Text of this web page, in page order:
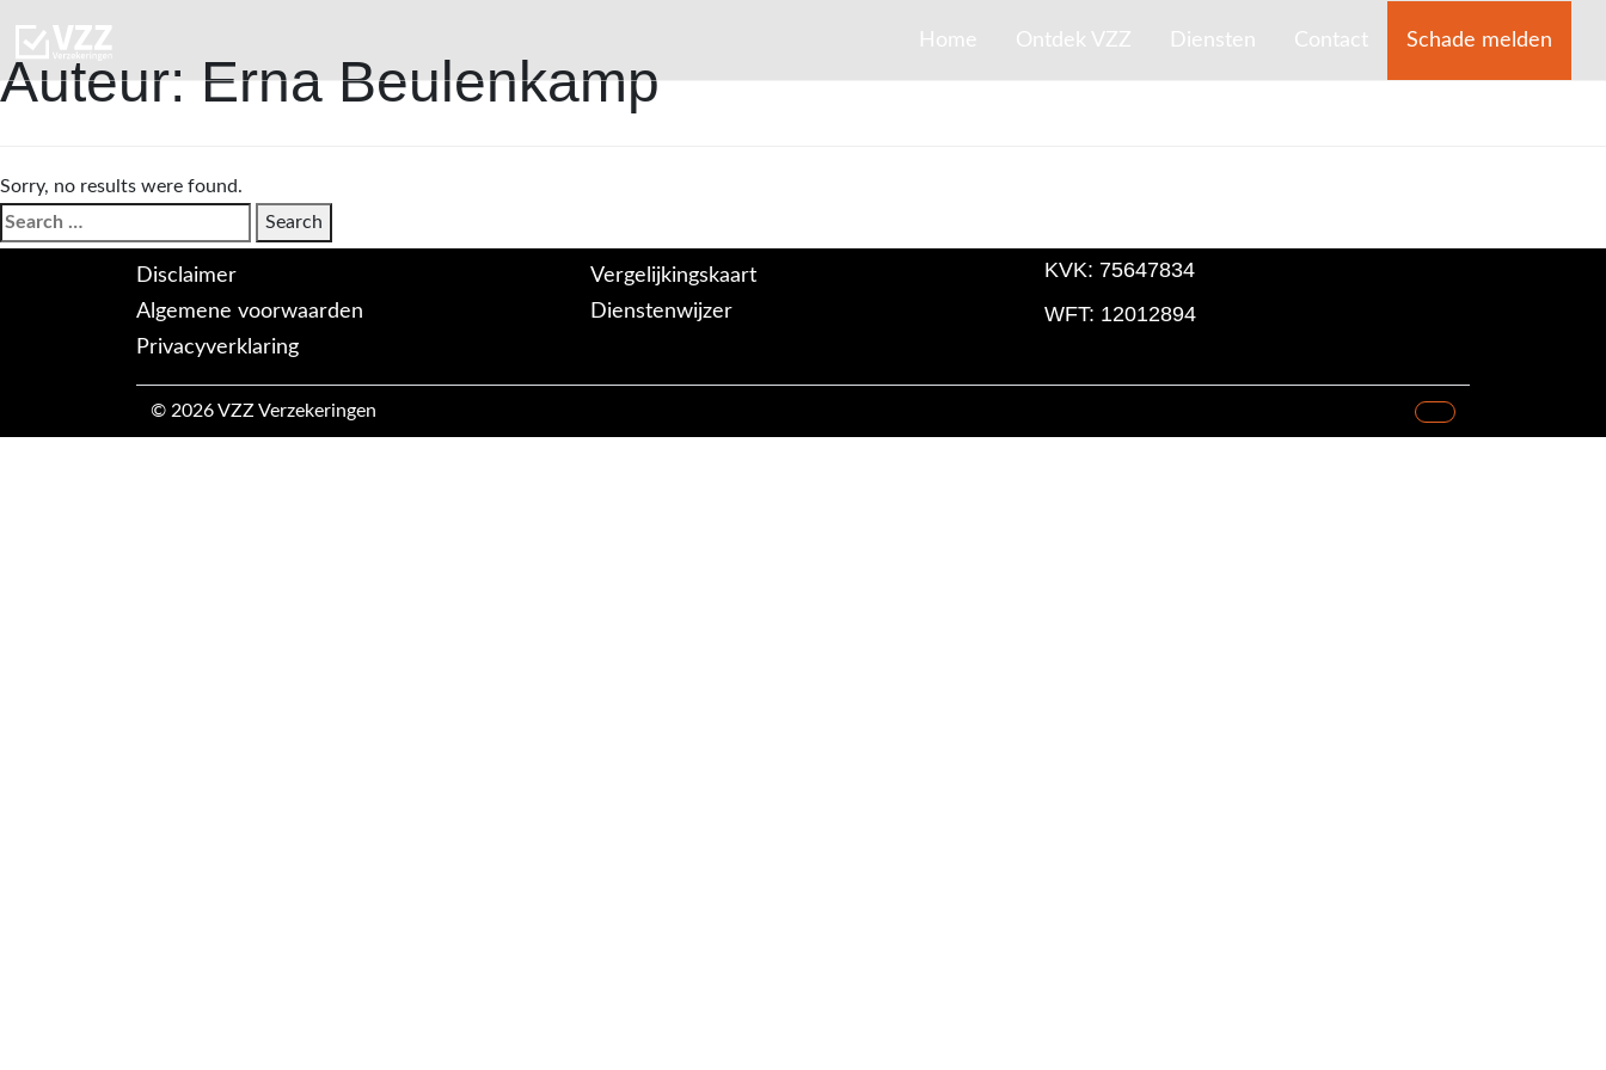
Home Ontdek VZZ Diensten Contact Schade melden
Auteur:Erna Beulenkamp
Sorry, no results were found.
Search
for:
Search
Disclaimer
Algemene voorwaarden
Privacyverklaring
Vergelijkingskaart
Dienstenwijzer
KVK: 75647834
WFT: 12012894
© 2026 VZZ Verzekeringen